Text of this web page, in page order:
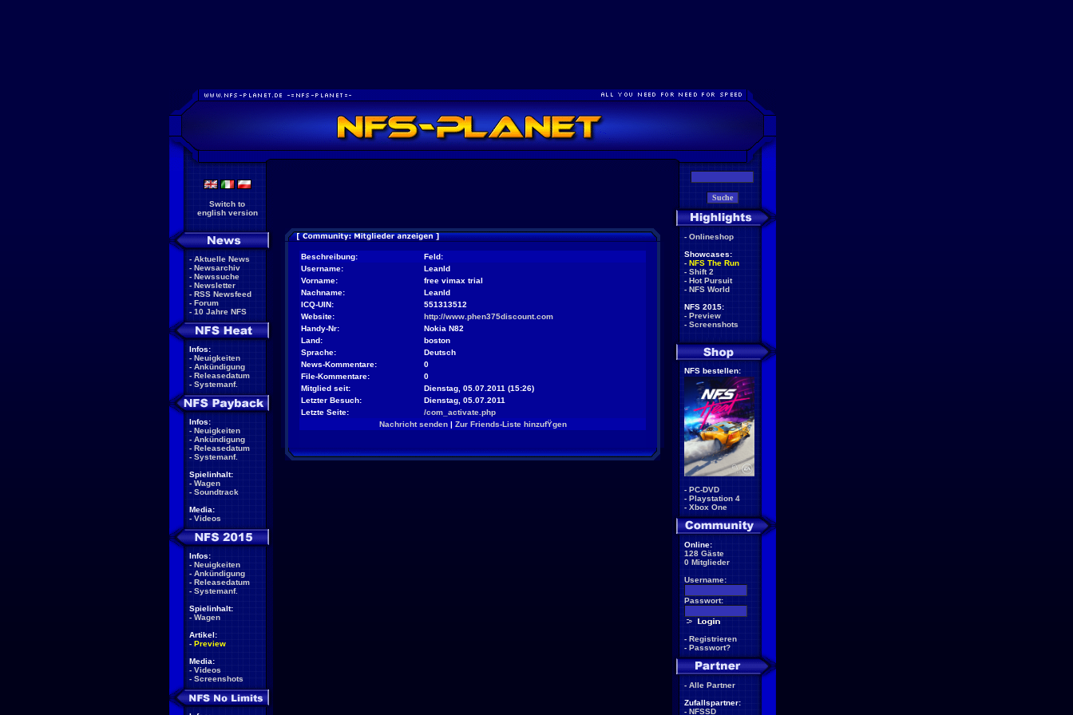
Switch to
english version
- Aktuelle News
- Newsarchiv
- Newssuche
- Newsletter
- RSS Newsfeed
- Forum
- 10 Jahre NFS
Infos:
- Neuigkeiten
- Ankündigung
- Releasedatum
- Systemanf.
Infos:
- Neuigkeiten
- Ankündigung
- Releasedatum
- Systemanf.
Spielinhalt:
- Wagen
- Soundtrack
Media:
- Videos
Infos:
- Neuigkeiten
- Ankündigung
- Releasedatum
- Systemanf.
Spielinhalt:
- Wagen
Artikel:
- Preview
Media:
- Videos
- Screenshots
Beschreibung:
Feld:
Username:
Leanld
Vorname:
free vimax trial
Nachname:
Leanld
ICQ-UIN:
551313512
Website:
http://www.phen375discount.com
Handy-Nr:
Nokia N82
Land:
boston
Sprache:
Deutsch
News-Kommentare:
0
File-Kommentare:
0
Mitglied seit:
Dienstag, 05.07.2011 (15:26)
Letzter Besuch:
Dienstag, 05.07.2011
Letzte Seite:
/com_activate.php
Nachricht senden| Zur Friends-Liste hinzufŸgen
- Onlineshop
Showcases:
- NFS The Run
- Shift 2
- Hot Pursuit
- NFS World
NFS 2015:
- Preview
- Screenshots
NFS bestellen:
- PC-DVD
- Playstation 4
- Xbox One
Online:
128 Gäste
0 Mitglieder
Username:
Passwort:
- Registrieren
- Passwort?
- Alle Partner
Zufallspartner:
- NFSSD